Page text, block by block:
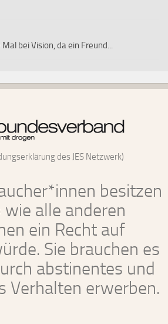
bei Vision, da ein Freund...
des JES Netzwerk)
besitzen
wie alle anderen
ein Recht auf
Sie brauchen es
abstinentes und
Verhalten erwerben.